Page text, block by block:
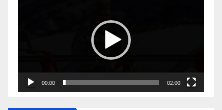
00:00 02:00